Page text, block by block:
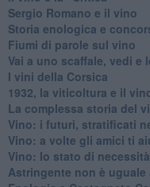
Sergio Romano e il vino
​Storia enologica e
Fiumi di parole sul vino
​Vai a uno scaffale, vedi
​I vini della Corsica
​1932, la viticoltura e il
​La complessa storia del
​Vino: i futuri, stratificati
Vino: a volte gli amici ti
Vino: lo stato di
​Astringente non è